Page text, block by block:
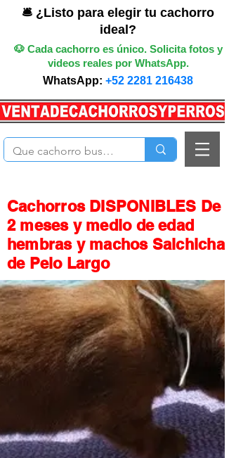
🛎️ ¿Listo para elegir tu cachorro
ideal?
🐶 Cada cachorro es único. Solicita fotos y
videos reales por WhatsApp.
WhatsApp: +52 2281 216438
Cachorros DISPONIBLES De
2 meses y medio de edad
hembras y machos Salchicha
de Pelo Largo